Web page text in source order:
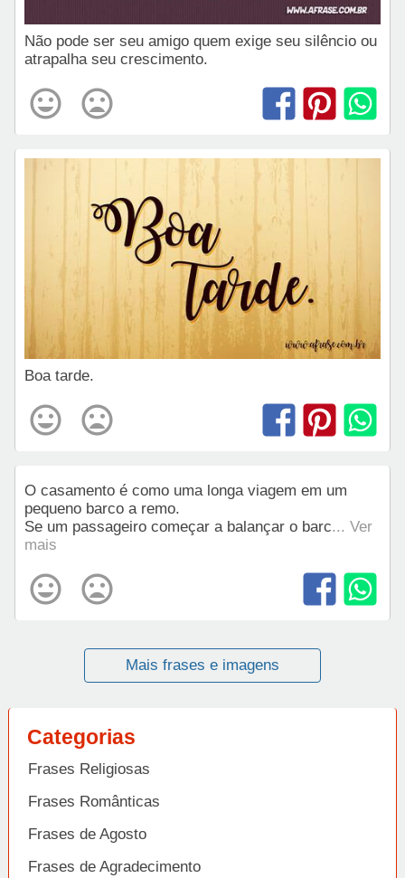
Não pode ser seu amigo quem exige seu silêncio ou
atrapalha seu crescimento.
Boa tarde.
O casamento é como uma longa viagem em um
pequeno barco a remo.
Se um passageiro começar a balançar o barc... Ver
mais
Mais frases e imagens
Categorias
Frases Religiosas
Frases Românticas
Frases de Agosto
Frases de Agradecimento